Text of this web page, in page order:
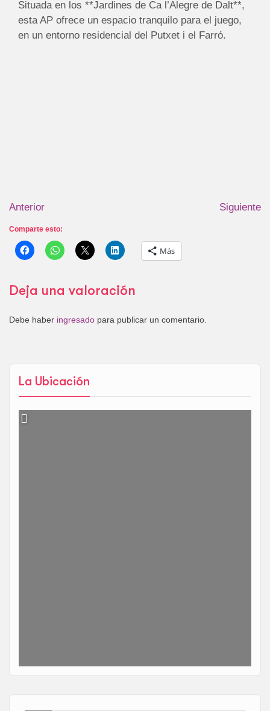
La Ubicación
Situada en los **Jardines de Ca l’Alegre de Dalt**,
esta AP ofrece un espacio tranquilo para el juego,
en un entorno residencial del Putxet i el Farró.
Anterior Siguiente
Comparte esto:
Más
Deja una valoración
Debe haber ingresado para publicar un comentario.